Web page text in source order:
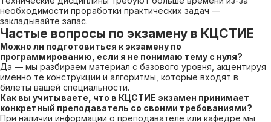
необходимости проработки практических задач —
закладывайте запас.
Частые вопросы по экзамену в КЦСТИЕ
Можно ли подготовиться к экзамену по
программированию, если я не понимаю тему с нуля?
Да — мы разбираем материал с базового уровня, акцентируя
именно те конструкции и алгоритмы, которые входят в
билеты вашей специальности.
Как вы учитываете, что в КЦСТИЕ экзамен принимает
конкретный преподаватель со своими требованиями?
При наличии информации о преподавателе или кафедре мы